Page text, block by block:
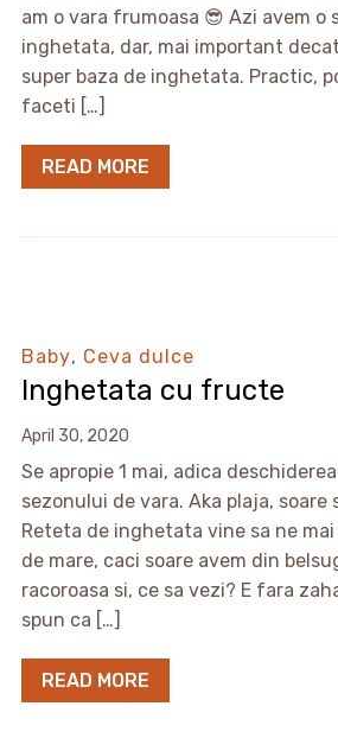
am o vara frumoasa 😎 Azi avem o
inghetata, dar, mai important
super baza de inghetata. Practic,
faceti […]
READ MORE
Baby, Ceva dulce
Inghetata cu fructe
April 30, 2020
Se apropie 1 mai, adica
sezonului de vara. Aka plaja,
Reteta de inghetata vine sa ne
de mare, caci soare avem din
racoroasa si, ce sa vezi? E fara
spun ca […]
READ MORE